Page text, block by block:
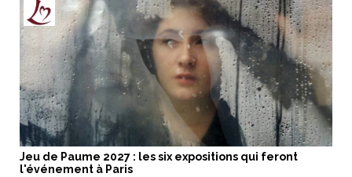
Jeu de Paume 2027 : les six expositions qui feront
l'événement à Paris